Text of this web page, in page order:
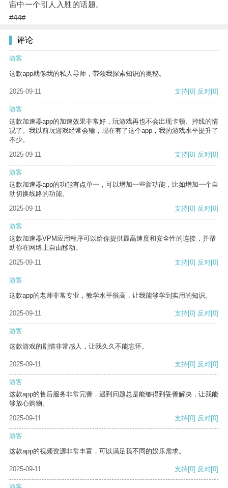
宙中一个引人入胜的话题。
#44#
评论
游客
这款app就像我的私人导师，带领我探索知识的奥秘。
2025-09-11 支持[0] 反对[0]
游客
这款加速器app的加速效果非常好，玩游戏再也不会出现卡顿、掉线的情
况了。我以前玩游戏经常会输，现在有了这个app，我的游戏水平提升了
不少。
2025-09-11
支持[0] 反对[0]
游客
这款加速器app的功能有点单一，可以增加一些新功能，比如增加一个自
动切换线路的功能。
2025-09-11
支持[0] 反对[0]
游客
这款加速器VPM应用程序可以给你提供最高速度和安全性的连接，并帮
助你在网络上自由移动。
2025-09-11
支持[0] 反对[0]
游客
这款app的老师非常专业，教学水平很高，让我能够学到实用的知识。
2025-09-11 支持[0] 反对[0]
游客
这款游戏的剧情非常感人，让我久久不能忘怀。
2025-09-11 支持[0] 反对[0]
游客
这款app的售后服务非常完善，遇到问题总是能够得到妥善解决，让我能
够放心购物。
2025-09-11
支持[0] 反对[0]
游客
这款app的视频资源非常丰富，可以满足我不同的娱乐需求。
2025-09-11 支持[0] 反对[0]